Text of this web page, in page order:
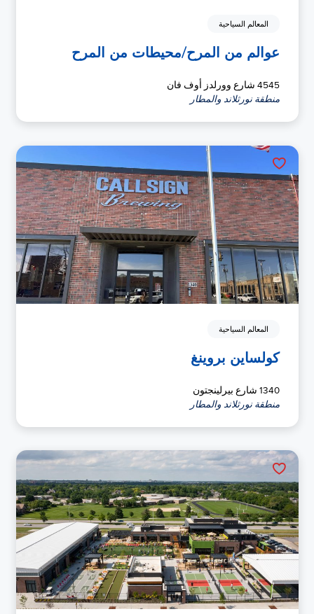
المعالم السياحية
عوالم من المرح/محيطات من المرح
4545 شارع وورلدز أوف فان
منطقة نورثلاند والمطار
المعالم السياحية
كولساين بروينغ
1340 شارع بيرلينجتون
منطقة نورثلاند والمطار